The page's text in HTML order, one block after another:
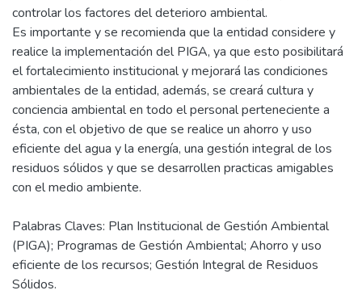
controlar los factores del deterioro ambiental.
Es importante y se recomienda que la entidad considere y
realice la implementación del PIGA, ya que esto posibilitará
el fortalecimiento institucional y mejorará las condiciones
ambientales de la entidad, además, se creará cultura y
conciencia ambiental en todo el personal perteneciente a
ésta, con el objetivo de que se realice un ahorro y uso
eficiente del agua y la energía, una gestión integral de los
residuos sólidos y que se desarrollen practicas amigables
con el medio ambiente.
Palabras Claves: Plan Institucional de Gestión Ambiental
(PIGA); Programas de Gestión Ambiental; Ahorro y uso
eficiente de los recursos; Gestión Integral de Residuos
Sólidos.